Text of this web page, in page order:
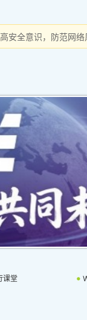
安全意识，防范网络
课堂